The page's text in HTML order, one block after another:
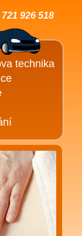
technika
926 518